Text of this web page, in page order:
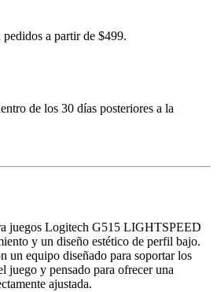
a partir de $499.
de los 30 días posteriores a la
juegos Logitech G515 LIGHTSPEED
y un diseño estético de perfil bajo.
un equipo diseñado para soportar los
juego y pensado para ofrecer una
ajustada.